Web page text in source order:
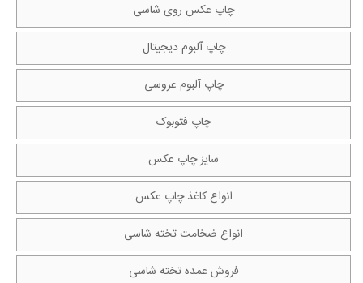
چاپ عکس روی شاسی
چاپ آلبوم دیجیتال
چاپ آلبوم عروسی
چاپ فتوبوک
سایز چاپ عکس
انواع کاغذ چاپ عکس
انواع ضخامت تخته شاسی
فروش عمده تخته شاسی